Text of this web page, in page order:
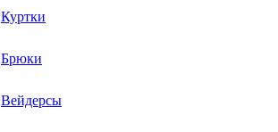
Куртки
Брюки
Вейдерсы